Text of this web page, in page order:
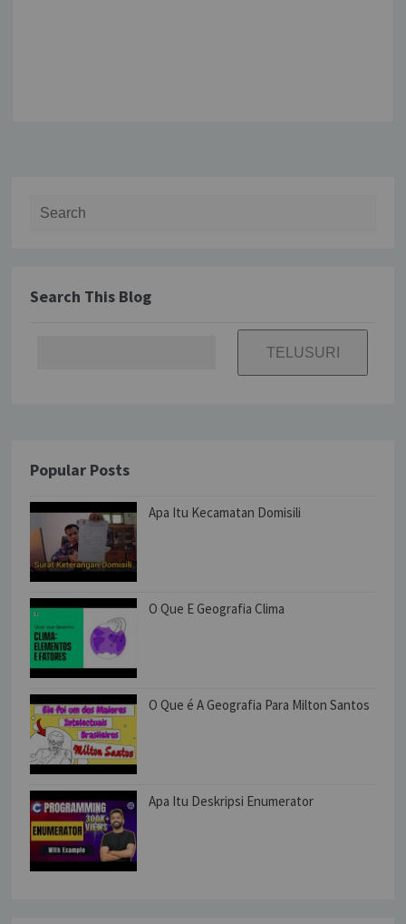
Search for:
Search This Blog
Popular Posts
Apa Itu Kecamatan Domisili
O Que E Geografia Clima
O Que é A Geografia Para Milton Santos
Apa Itu Deskripsi Enumerator